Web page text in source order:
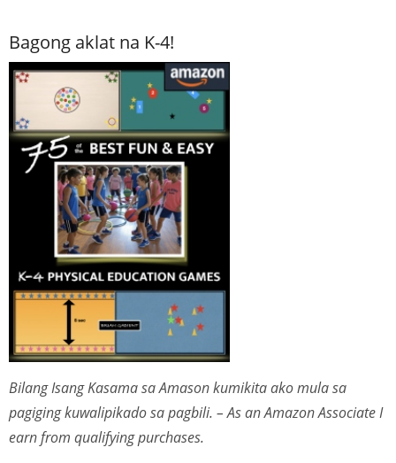
Bagong aklat na K-4!
Bilang Isang Kasama sa Amason kumikita ako mula sa
pagiging kuwalipikado sa pagbili. – As an Amazon Associate I
earn from qualifying purchases.